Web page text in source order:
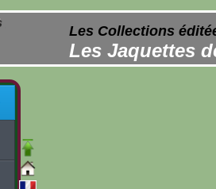
Les Collections
Les Jaquettes